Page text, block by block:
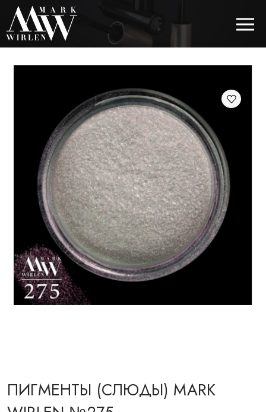
EUR
BEST SELLERS
КОСМЕТИКА ДЛЯ ВОЛОС
КОСМЕТИКА ДЛЯ ГЛАЗ
КОСМЕТИКА ДЛЯ БРОВЕЙ
КОСМЕТИКА ДЛЯ ГУБ
КОСМЕТИКА ДЛЯ ЛИЦА
КОСМЕТИКА ДЛЯ ЩЕК
КИСТИ ДЛЯ МАКИЯЖА
ПИГМЕНТЫ (СЛЮДЫ) MARK